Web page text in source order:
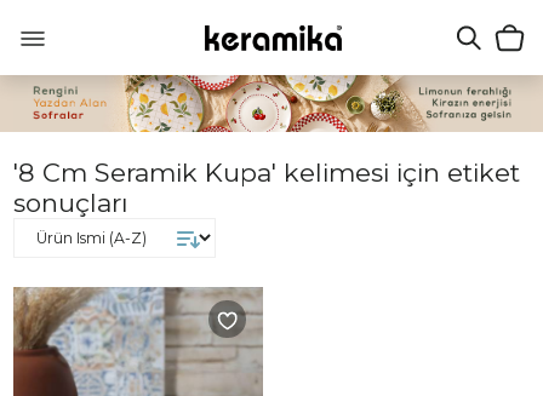
'8 Cm Seramik Kupa' kelimesi için etiket
sonuçları